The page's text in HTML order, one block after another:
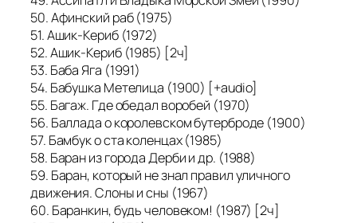
50. Афинский раб (1975)
51. Ашик-Кериб (1972)
52. Ашик-Кериб (1985) [2ч]
53. Баба Яга (1991)
54. Бабушка Метелица (1900) [+audio]
55. Багаж. Где обедал воробей (1970)
56. Баллада о королевском бутерброде (1900)
57. Бамбук о ста коленцах (1985)
58. Баран из города Дерби и др. (1988)
59. Баран, который не знал правил уличного
движения. Слоны и сны (1967)
60. Баранкин, будь человеком! (1987) [2ч]